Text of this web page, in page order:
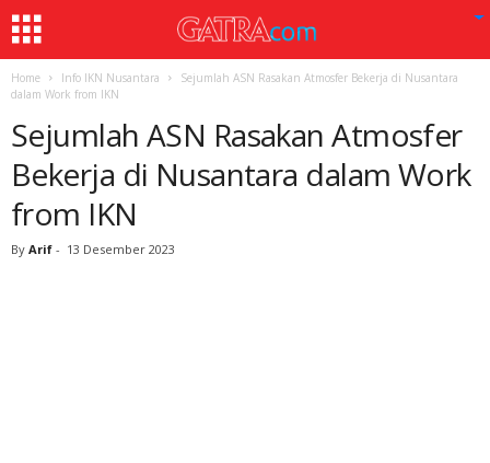
Home Info IKN Nusantara
Sejumlah ASN Rasakan Atmosfer Bekerja di Nusantara
dalam Work from IKN
Sejumlah ASN Rasakan Atmosfer
Bekerja di Nusantara dalam Work
from IKN
By Arif - 13 Desember 2023